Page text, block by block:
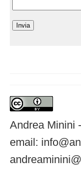
Andrea Minini
email: